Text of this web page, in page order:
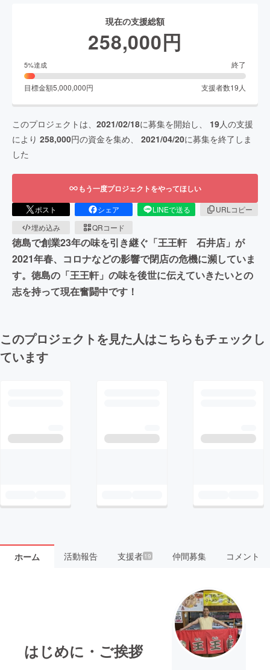
現在の支援総額
258,000円
5%達成 終了
目標金額5,000,000円 支援者数19 人
このプロジェクトは、 2021/02/18に募集を開始し、 19人の支援
により 258,000円の資金を集め、 2021/04/20に募集を終了しま
した
もう一度プロジェクトをやってほしい
ポスト シェア LINEで送る
URLコピー
埋め込み
QRコード
徳島で創業23年の味を引き継ぐ「王王軒 石井店」が
2021年春、コロナなどの影響で閉店の危機に瀕していま
す。徳島の「王王軒」の味を後世に伝えていきたいとの
志を持って現在奮闘中です！
このプロジェクトを見た人はこちらもチェックし
ています
ホーム 活動報告 支援者 19 仲間募集 コメント
はじめに・ご挨拶